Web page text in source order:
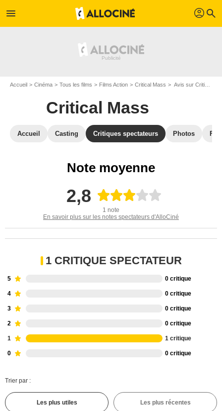
menu profil search
Accueil Cinéma Tous les films Films Action Critical Mass Avis sur Critical Mass
Critical Mass
Accueil Casting Critiques spectateurs Photos
Note moyenne
2,8
1 note
En savoir plus sur les notes spectateurs d'AlloCiné
1 CRITIQUE SPECTATEUR
5 0 critique
4 0 critique
3 0 critique
2 0 critique
1 1 critique
0 0 critique
Trier par :
Les plus utiles Les plus récentes